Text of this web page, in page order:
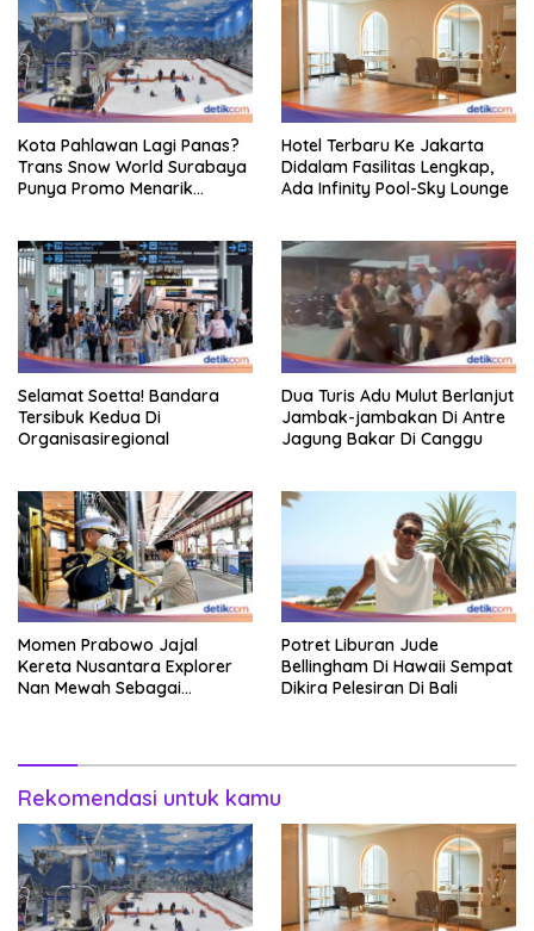
Kota Pahlawan Lagi Panas?
Trans Snow World Surabaya
Punya Promo Menarik
Hotel Terbaru Ke Jakarta
Didalam Fasilitas Lengkap,
Ada Infinity Pool-Sky Lounge
Selamat Soetta! Bandara
Tersibuk Kedua Di
Organisasiregional
Dua Turis Adu Mulut Berlanjut
Jambak-jambakan Di Antre
Jagung Bakar Di Canggu
Momen Prabowo Jajal
Kereta Nusantara Explorer
Nan Mewah Sebagai
Potret Liburan Jude
Bellingham Di Hawaii Sempat
Dikira Pelesiran Di Bali
Rekomendasi untuk kamu